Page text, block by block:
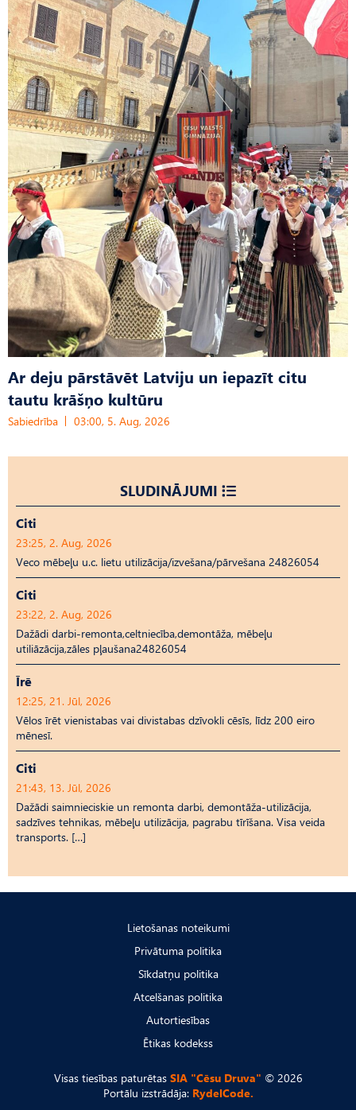
Ar deju pārstāvēt Latviju un iepazīt citu
tautu krāšņo kultūru
Sabiedrība 03:00, 5. Aug, 2026
SLUDINĀJUMI
Citi
23:25, 2. Aug, 2026
Veco mēbeļu u.c. lietu utilizācija/izvešana/pārvešana 24826054
Citi
23:22, 2. Aug, 2026
Dažādi darbi-remonta,celtniecība,demontāža, mēbeļu
utiliāzācija,zāles pļaušana24826054
Īrē
12:25, 21. Jūl, 2026
Vēlos īrēt vienistabas vai divistabas dzīvokli cēsīs, līdz 200 eiro
mēnesī.
Citi
21:43, 13. Jūl, 2026
Dažādi saimnieciskie un remonta darbi, demontāža-utilizācija,
sadzīves tehnikas, mēbeļu utilizācija, pagrabu tīrīšana. Visa veida
transports. […]
Lietošanas noteikumi
Privātuma politika
Sīkdatņu politika
Atcelšanas politika
Autortiesības
Ētikas kodekss
Visas tiesības paturētas SIA "Cēsu Druva" © 2026
Portālu izstrādāja: RydelCode.